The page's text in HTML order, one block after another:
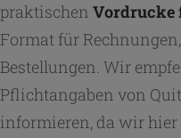
praktischen Vordrucke
Format für
Bestellungen. Wir
Pflichtangaben von
informieren, da wir